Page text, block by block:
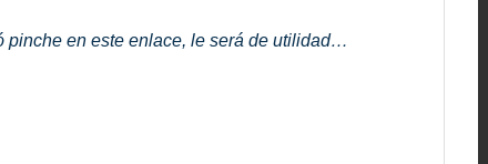
pinche en este enlace, le será de utilidad…